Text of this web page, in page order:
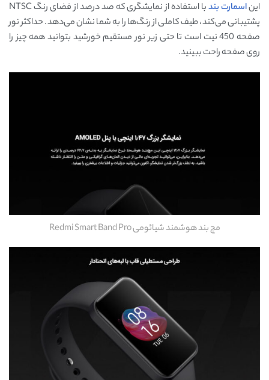
ایناسمارت بند
با استفاده از نمایشگری که صد درصد از فضای رنگ NTSC
پشتیبانی می‌کند، طیف کاملی از رنگ‌ها را به شما نشان می‌دهد. حداکثر نور
صفحه 450 نیت است تا حتی زیر نور مستقیم خورشید بتوانید همه چیز را
روی صفحه راحت ببینید.
مچ بند هوشمند شیائومی Redmi Smart Band Pro